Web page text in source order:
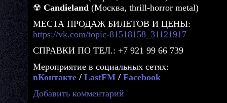
☢ Candieland (Москва, thrill-horror metal)
МЕСТА ПРОДАЖ БИЛЕТОВ И ЦЕНЫ:
https://vk.com/topic-81518158_31121917
СПРАВКИ ПО ТЕЛ.: +7 921 99 66 739
Мероприятие в социальных сетях:
вКонтакте / LastFM / Facebook
Добавить комментарий